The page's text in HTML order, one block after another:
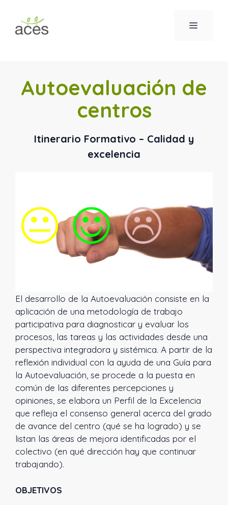
contenido
MENÚ
Autoevaluación de
centros
Itinerario Formativo – Calidad y
excelencia
El desarrollo de la Autoevaluación consiste en la
aplicación de una metodología de trabajo
participativa para diagnosticar y evaluar los
procesos, las tareas y las actividades desde una
perspectiva integradora y sistémica. A partir de la
reflexión individual con la ayuda de una Guía para
la Autoevaluación, se procede a la puesta en
común de las diferentes percepciones y
opiniones, se elabora un Perfil de la Excelencia
que refleja el consenso general acerca del grado
de avance del centro (qué se ha logrado) y se
listan las áreas de mejora identificadas por el
colectivo (en qué dirección hay que continuar
trabajando).
OBJETIVOS